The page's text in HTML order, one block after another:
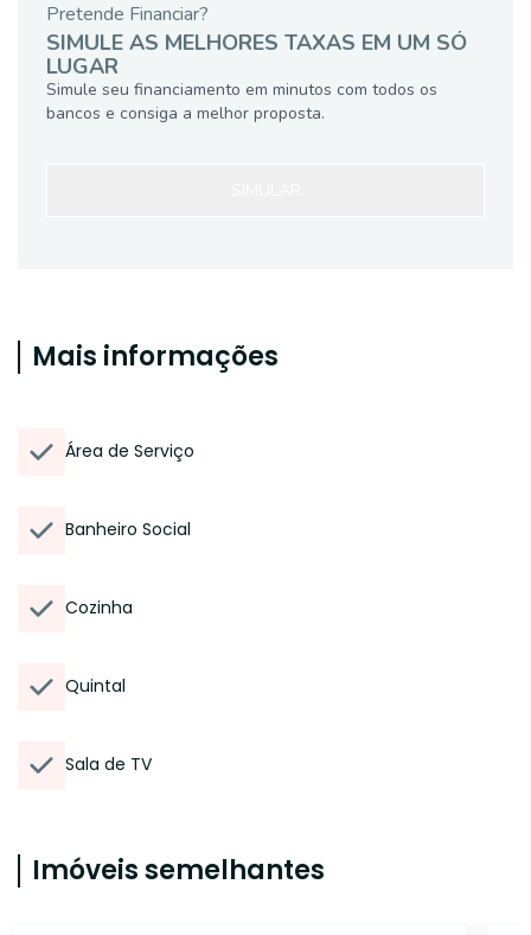
Pretende Financiar?
SIMULE AS MELHORES TAXAS EM UM SÓ
LUGAR
Simule seu financiamento em minutos com todos os
bancos e consiga a melhor proposta.
Mais informações
Área de Serviço
Banheiro Social
Cozinha
Quintal
Sala de TV
Imóveis semelhantes